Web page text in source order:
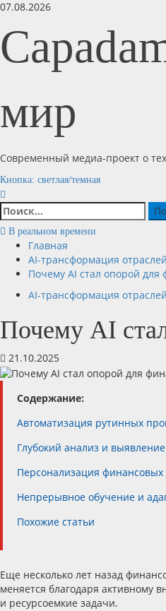
Перейти
содержимому
07.08.2026
мир
Современный медиа-проект о
Основное
меню
Кнопка: светлая/темная
Найти:
В реальном времени
Главная
AI-трансформация отраслей
Почему AI стал опорой
AI-трансформация отраслей
Почему AI
21.10.2025
Содержание:
Автоматизация рутинных
Глубокий анализ и
Персонализация финансовых
Непрерывное обучение и
Похожие статьи
Еще несколько лет назад
меняется благодаря активному
и ресурсоемкие задачи.